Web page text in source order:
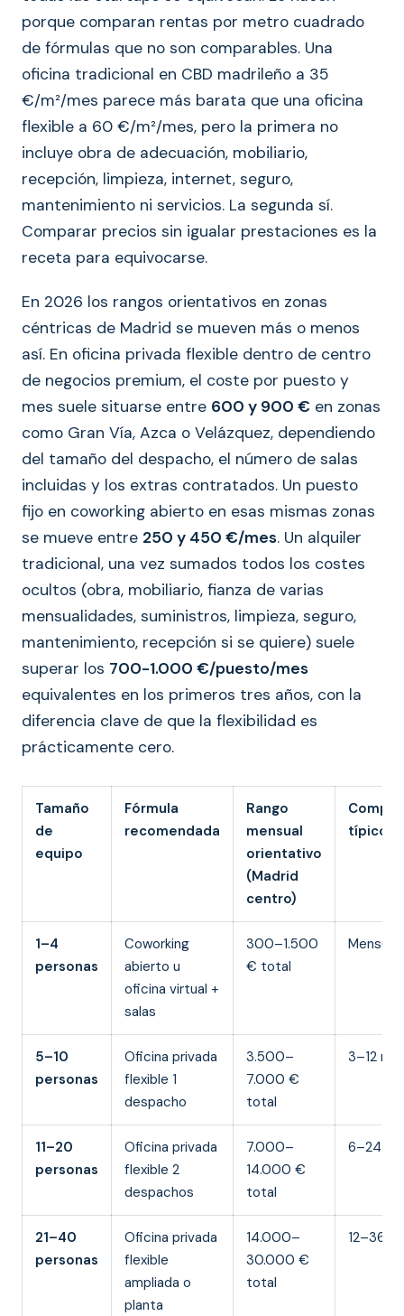
porque comparan rentas por metro cuadrado
de fórmulas que no son comparables. Una
oficina tradicional en CBD madrileño a 35
€/m²/mes parece más barata que una oficina
flexible a 60 €/m²/mes, pero la primera no
incluye obra de adecuación, mobiliario,
recepción, limpieza, internet, seguro,
mantenimiento ni servicios. La segunda sí.
Comparar precios sin igualar prestaciones es la
receta para equivocarse.
En 2026 los rangos orientativos en zonas
céntricas de Madrid se mueven más o menos
así. En oficina privada flexible dentro de centro
de negocios premium, el coste por puesto y
mes suele situarse entre 600 y 900 € en zonas
como Gran Vía, Azca o Velázquez, dependiendo
del tamaño del despacho, el número de salas
incluidas y los extras contratados. Un puesto
fijo en coworking abierto en esas mismas zonas
se mueve entre 250 y 450 €/mes. Un alquiler
tradicional, una vez sumados todos los costes
ocultos (obra, mobiliario, fianza de varias
mensualidades, suministros, limpieza, seguro,
mantenimiento, recepción si se quiere) suele
superar los 700-1.000 €/puesto/mes
equivalentes en los primeros tres años, con la
diferencia clave de que la flexibilidad es
prácticamente cero.
Tamaño
de
equipo
Fórmula
recomendada
Rango
mensual
orientativo
(Madrid
centro)
típico
1–4
personas
Coworking
abierto u
oficina virtual +
salas
300–1.500
€ total
Mensual
5–10
personas
Oficina privada
flexible 1
despacho
3.500–
7.000 €
total
3–12
11–20
personas
Oficina privada
flexible 2
despachos
7.000–
14.000 €
total
6–24
21–40
personas
Oficina privada
flexible
ampliada o
planta
14.000–
30.000 €
total
12–36